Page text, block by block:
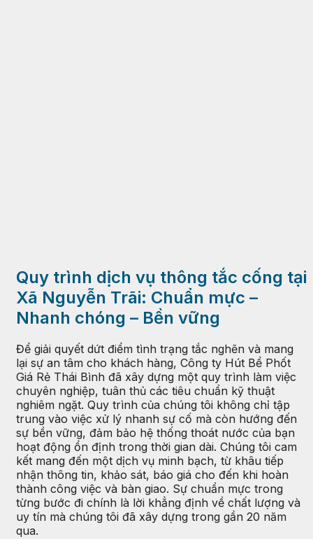
Quy trình dịch vụ thông tắc cống tại
Xã Nguyễn Trãi: Chuẩn mực –
Nhanh chóng – Bền vững
Để giải quyết dứt điểm tình trạng tắc nghẽn và mang
lại sự an tâm cho khách hàng, Công ty Hút Bể Phốt
Giá Rẻ Thái Bình đã xây dựng một quy trình làm việc
chuyên nghiệp, tuân thủ các tiêu chuẩn kỹ thuật
nghiêm ngặt. Quy trình của chúng tôi không chỉ tập
trung vào việc xử lý nhanh sự cố mà còn hướng đến
sự bền vững, đảm bảo hệ thống thoát nước của bạn
hoạt động ổn định trong thời gian dài. Chúng tôi cam
kết mang đến một dịch vụ minh bạch, từ khâu tiếp
nhận thông tin, khảo sát, báo giá cho đến khi hoàn
thành công việc và bàn giao. Sự chuẩn mực trong
từng bước đi chính là lời khẳng định về chất lượng và
uy tín mà chúng tôi đã xây dựng trong gần 20 năm
qua.